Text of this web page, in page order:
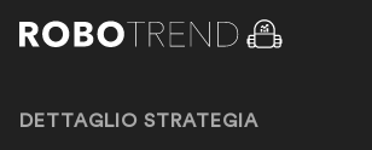
DETTAGLIO STRATEGIA